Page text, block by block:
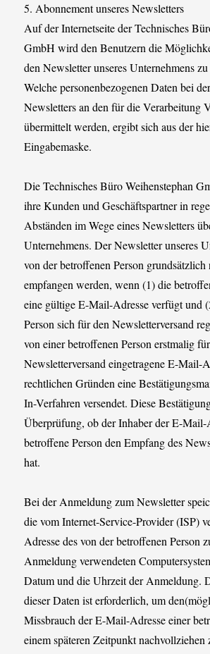
5. Abonnement unseres Newsletters
Auf der Internetseite der Technisches
GmbH wird den Benutzern die
den Newsletter unseres Unternehmens
Welche personenbezogenen Daten bei
Newsletters an den für die Verarbeitung
übermittelt werden, ergibt sich aus der
Eingabemaske.
Die Technisches Büro Weihenstephan
ihre Kunden und Geschäftspartner in
Abständen im Wege eines Newsletters
Unternehmens. Der Newsletter unseres
von der betroffenen Person grundsätzlich
empfangen werden, wenn (1) die
eine gültige E-Mail-Adresse verfügt und
Person sich für den Newsletterversand
von einer betroffenen Person erstmalig
Newsletterversand eingetragene E-Mail-
rechtlichen Gründen eine
In-Verfahren versendet. Diese
Überprüfung, ob der Inhaber der E-Mail-
betroffene Person den Empfang des
hat.
Bei der Anmeldung zum Newsletter
die vom Internet-Service-Provider (ISP)
Adresse des von der betroffenen Person
Anmeldung verwendeten
Datum und die Uhrzeit der Anmeldung.
dieser Daten ist erforderlich, um
Missbrauch der E-Mail-Adresse einer
einem späteren Zeitpunkt nachvollziehen